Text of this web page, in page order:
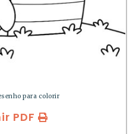
para colorir
PDF